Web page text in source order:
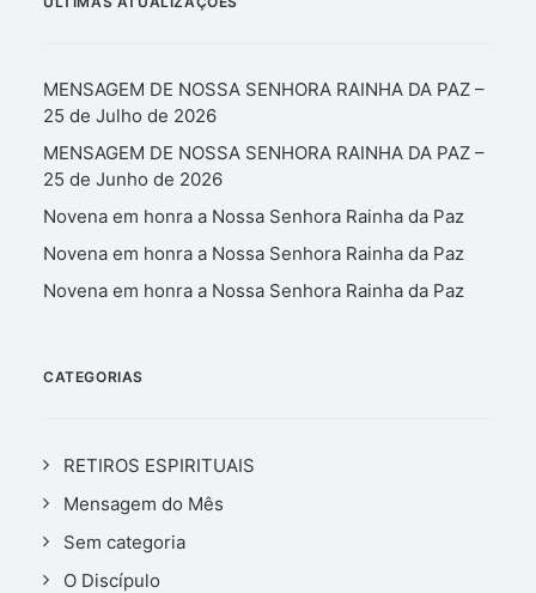
MENSAGEM DE NOSSA SENHORA RAINHA DA PAZ –
25 de Julho de 2026
MENSAGEM DE NOSSA SENHORA RAINHA DA PAZ –
25 de Junho de 2026
Novena em honra a Nossa Senhora Rainha da Paz
Novena em honra a Nossa Senhora Rainha da Paz
Novena em honra a Nossa Senhora Rainha da Paz
CATEGORIAS
RETIROS ESPIRITUAIS
Mensagem do Mês
Sem categoria
O Discípulo